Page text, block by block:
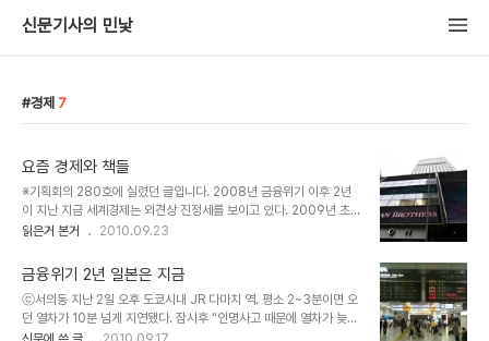
신문기사의 민낯
경제 7
요즘 경제와 책들
※기획회의 280호에 실렸던 글입니다. 2008년 금융위기 이후 2년
이 지난 지금 세계경제는 외견상 진정세를 보이고 있다. 2009년 초
동유럽 재정불안, 하반기 두바이의 신용경색, 올해 초의 남유럽 재정위
양 조치에 힘입어 경제는 ‘불안한 회복’ 단계에 놓여있다. 미국의 투자
은행 리먼 브라더스의 파산(2008년 9월15일)을 계기로 금융위기가
본격화할 당시엔 1930년대 대공황의 재판이 되리라는 예측이 적지
않았다. 하지만 대공황 이후 세계가 블록경제로 분열되면서 제2차 세
읽은거 본거 2010.09.23
금융위기 2년 일본은 지금
ⓒ서의동 지난 2일 오후 도쿄시내 JR 다마치 역. 평소 2~3분이면 오
던 열차가 10분 넘게 지연됐다. 잠시후 “인명사고 때문에 열차가 늦어
지고 있다”는 안내방송이 울렸다. 인명사고란 자살사고를 의미한다.